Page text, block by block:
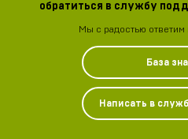
обратиться в службу
Мы с радостью
База
Написать в